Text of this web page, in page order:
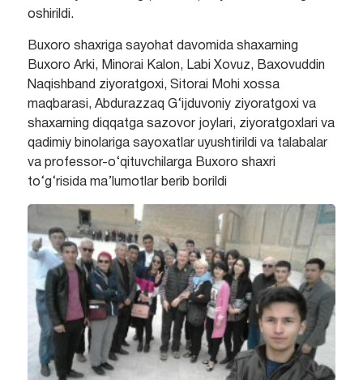
oshirildi.
Buxoro shaxriga sayohat davomida shaxarning
Buxoro Arki, Minorai Kalon, Labi Xovuz, Baxovuddin
Naqishband ziyoratgoxi, Sitorai Mohi xossa
maqbarasi, Abdurazzaq G‘ijduvoniy ziyoratgoxi va
shaxarning diqqatga sazovor joylari, ziyoratgoxlari va
qadimiy binolariga sayoxatlar uyushtirildi va talabalar
va professor-o‘qituvchilarga Buxoro shaxri
to‘g‘risida ma’lumotlar berib borildi